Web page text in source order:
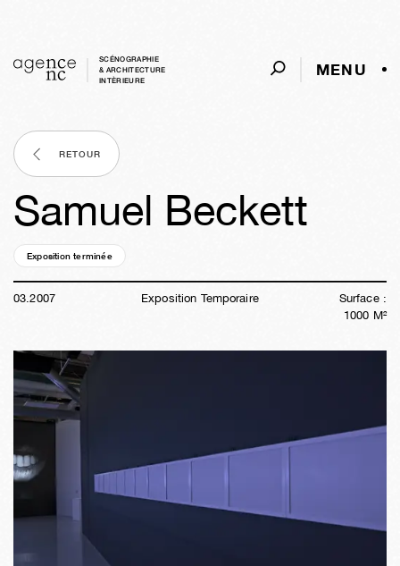
SCÉNOGRAPHIE
& ARCHITECTURE
INTÈRIEURE
MENU
RETOUR
Samuel Beckett
Exposition terminée
03.2007 Exposition Temporaire
Surface :
1000 M²